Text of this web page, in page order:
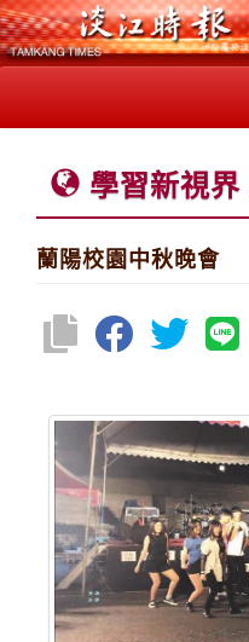
學習新視界
蘭陽校園中秋晚會